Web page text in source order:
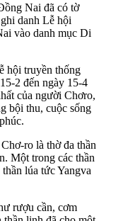
Nai đã có tờ
danh Lễ hội
vào danh mục Di
hội truyền thống
2 đến ngày 15-4
của người Chơro,
bội thu, cuộc sống
ro là thờ đa thần
Một trong các thần
lúa tức Yangva
rượu cần, cơm